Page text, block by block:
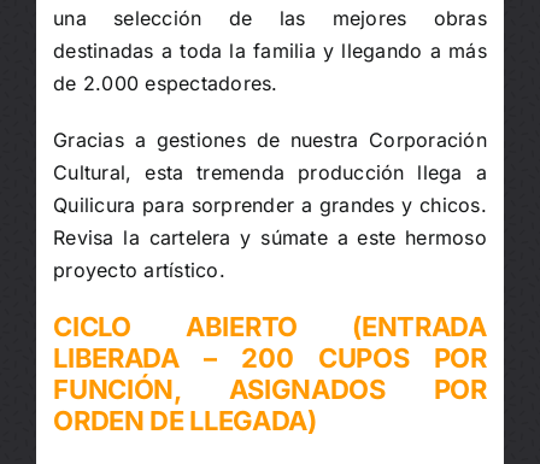
una selección de las mejores obras
destinadas a toda la familia y llegando a más
de 2.000 espectadores.
Gracias a gestiones de nuestra Corporación
Cultural, esta tremenda producción llega a
Quilicura para sorprender a grandes y chicos.
Revisa la cartelera y súmate a este hermoso
proyecto artístico.
CICLO ABIERTO (ENTRADA
LIBERADA – 200 CUPOS POR
FUNCIÓN, ASIGNADOS POR
ORDEN DE LLEGADA)